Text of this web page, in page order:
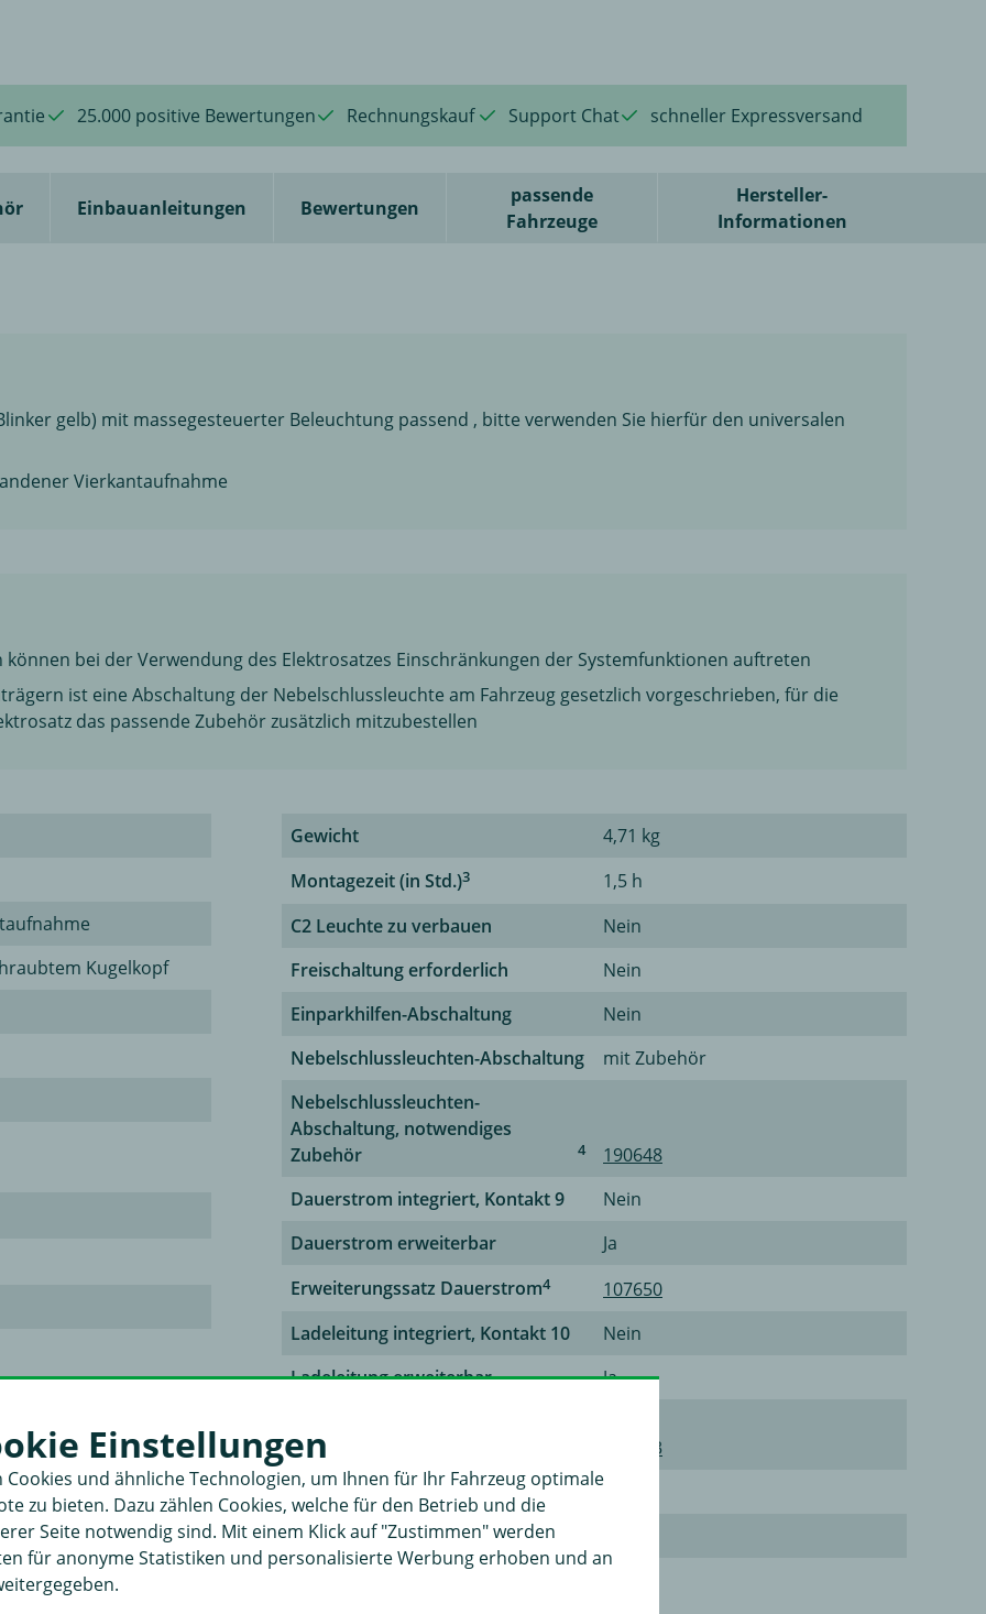
25.000 positive Bewertungen Rechnungskauf Support Chat schneller Expressversand
Einbauanleitungen Bewertungen
passende
Fahrzeuge
Hersteller-
Informationen
gelb) mit massegesteuerter Beleuchtung passend , bitte verwenden Sie hierfür den universalen
Vierkantaufnahme
können bei der Verwendung des Elektrosatzes Einschränkungen der Systemfunktionen auftreten
ist eine Abschaltung der Nebelschlussleuchte am Fahrzeug gesetzlich vorgeschrieben, für die
das passende Zubehör zusätzlich mitzubestellen
Kugelkopf
0517
Gewicht
4,71 kg
Montagezeit (in Std.)3
1,5 h
C2 Leuchte zu verbauen
Nein
Freischaltung erforderlich
Nein
Einparkhilfen-Abschaltung
Nein
Nebelschlussleuchten-Abschaltung
mit Zubehör
Nebelschlussleuchten-
Abschaltung, notwendiges
Zubehör
4
190648
Dauerstrom integriert, Kontakt 9
Nein
Dauerstrom erweiterbar
Ja
Erweiterungssatz Dauerstrom4
107650
Ladeleitung integriert, Kontakt 10
Nein
Ladeleitung erweiterbar
Ja
Dauerstrom/Ladeleitung
139243
Steckdose vorkonfektioniert
Spannung [V]
Einstellungen
Cookies und ähnliche Technologien, um Ihnen für Ihr Fahrzeug optimale
zu bieten. Dazu zählen Cookies, welche für den Betrieb und die
Seite notwendig sind. Mit einem Klick auf "Zustimmen" werden
für anonyme Statistiken und personalisierte Werbung erhoben und an